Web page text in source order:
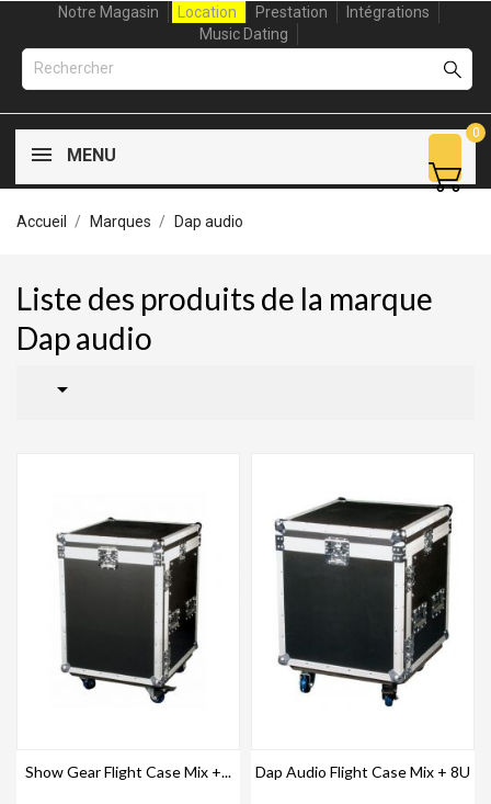
Notre Magasin Location Prestation
Intégrations
Music Dating
MENU
0
Accueil Marques Dap audio
Liste des produits de la marque
Dap audio

Show Gear Flight Case Mix +... Dap Audio Flight Case Mix + 8U